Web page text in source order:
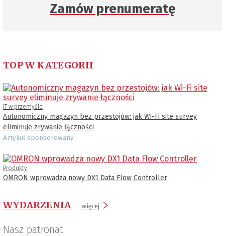
Zamów prenumeratę
TOP W KATEGORII
IT w przemyśle
Autonomiczny magazyn bez przestojów: jak Wi-Fi site survey
eliminuje zrywanie łączności
Artykuł sponsorowany
Produkty
OMRON wprowadza nowy DX1 Data Flow Controller
WYDARZENIA więcej
Nasz patronat